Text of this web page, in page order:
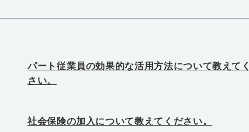
パート従業員の効果的な活用方法について教えて
さい。
社会保険の加入について教えてください。